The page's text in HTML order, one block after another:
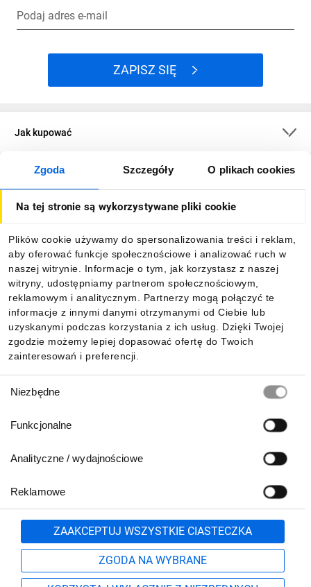
Zgoda Szczegóły O plikach cookies
Na tej stronie są wykorzystywane pliki cookie
Plików cookie używamy do spersonalizowania treści i reklam,
aby oferować funkcje społecznościowe i analizować ruch w
naszej witrynie. Informacje o tym, jak korzystasz z naszej
witryny, udostępniamy partnerom społecznościowym,
reklamowym i analitycznym. Partnerzy mogą połączyć te
informacje z innymi danymi otrzymanymi od Ciebie lub
uzyskanymi podczas korzystania z ich usług. Dzięki Twojej
zgodzie możemy lepiej dopasować ofertę do Twoich
zainteresowań i preferencji.
zgody
Niezbędne
Funkcjonalne
Analityczne / wydajnościowe
Reklamowe
ZAAKCEPTUJ WSZYSTKIE CIASTECZKA
ZGODA NA WYBRANE
Podaj adres e-mail
ZAPISZ SIĘ
Jak kupować
O firmie
Informacje
Pobierz naszą aplikację mobilną:
801 500 700 lub
71 37 61 600
Formularz kontaktowy